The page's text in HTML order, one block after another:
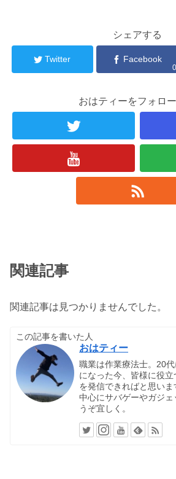
シェアする
Twitter Facebook
0
おはティーをフォロ
関連記事
関連記事は見つかりませんでした。
この記事を書いた人
おはティー
職業は作業療法士。20
になった今、皆様に役
を発信できればと思い
中心にサバゲーやガジ
うぞ宜しく。